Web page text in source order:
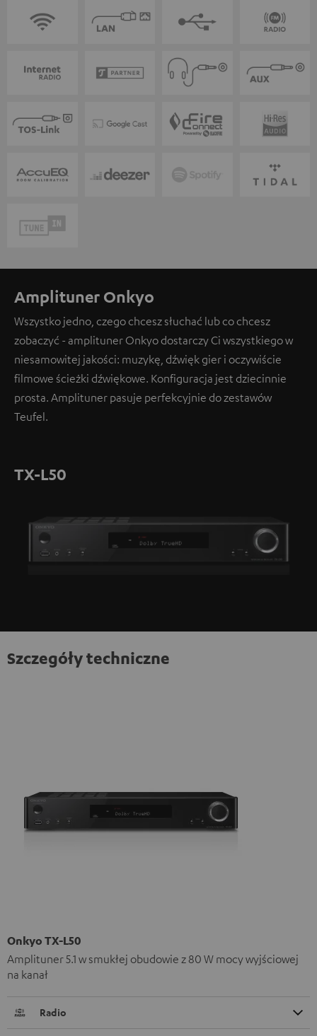
Amplituner Onkyo
Wszystko jedno, czego chcesz słuchać lub co chcesz
zobaczyć - amplituner Onkyo dostarczy Ci wszystkiego w
niesamowitej jakości: muzykę, dźwięk gier i oczywiście
filmowe ścieżki dźwiękowe. Konfiguracja jest dziecinnie
prosta. Amplituner pasuje perfekcyjnie do zestawów
Teufel.
TX-L50
Szczegóły techniczne
Onkyo TX-L50
Amplituner 5.1 w smukłej obudowie z 80 W mocy wyjściowej
na kanał
Radio